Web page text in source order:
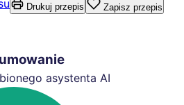
Drukuj przepis Zapisz przepis
asystenta AI